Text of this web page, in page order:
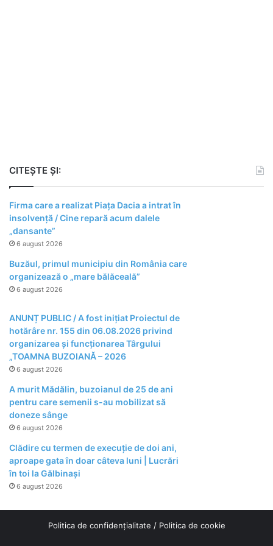
CITEȘTE ȘI:
Firma care a realizat Piața Dacia a intrat în
insolvență / Cine repară acum dalele
„dansante”
6 august 2026
Buzăul, primul municipiu din România care
organizează o „mare bălăceală”
6 august 2026
ANUNȚ PUBLIC / A fost inițiat Proiectul de
hotărâre nr. 155 din 06.08.2026 privind
organizarea şi funcţionarea Târgului
„TOAMNA BUZOIANĂ – 2026
6 august 2026
A murit Mădălin, buzoianul de 25 de ani
pentru care semenii s-au mobilizat să
doneze sânge
6 august 2026
Clădire cu termen de execuție de doi ani,
aproape gata în doar câteva luni | Lucrări
în toi la Gălbinași
6 august 2026
Politica de confidențialitate / Politica de cookie